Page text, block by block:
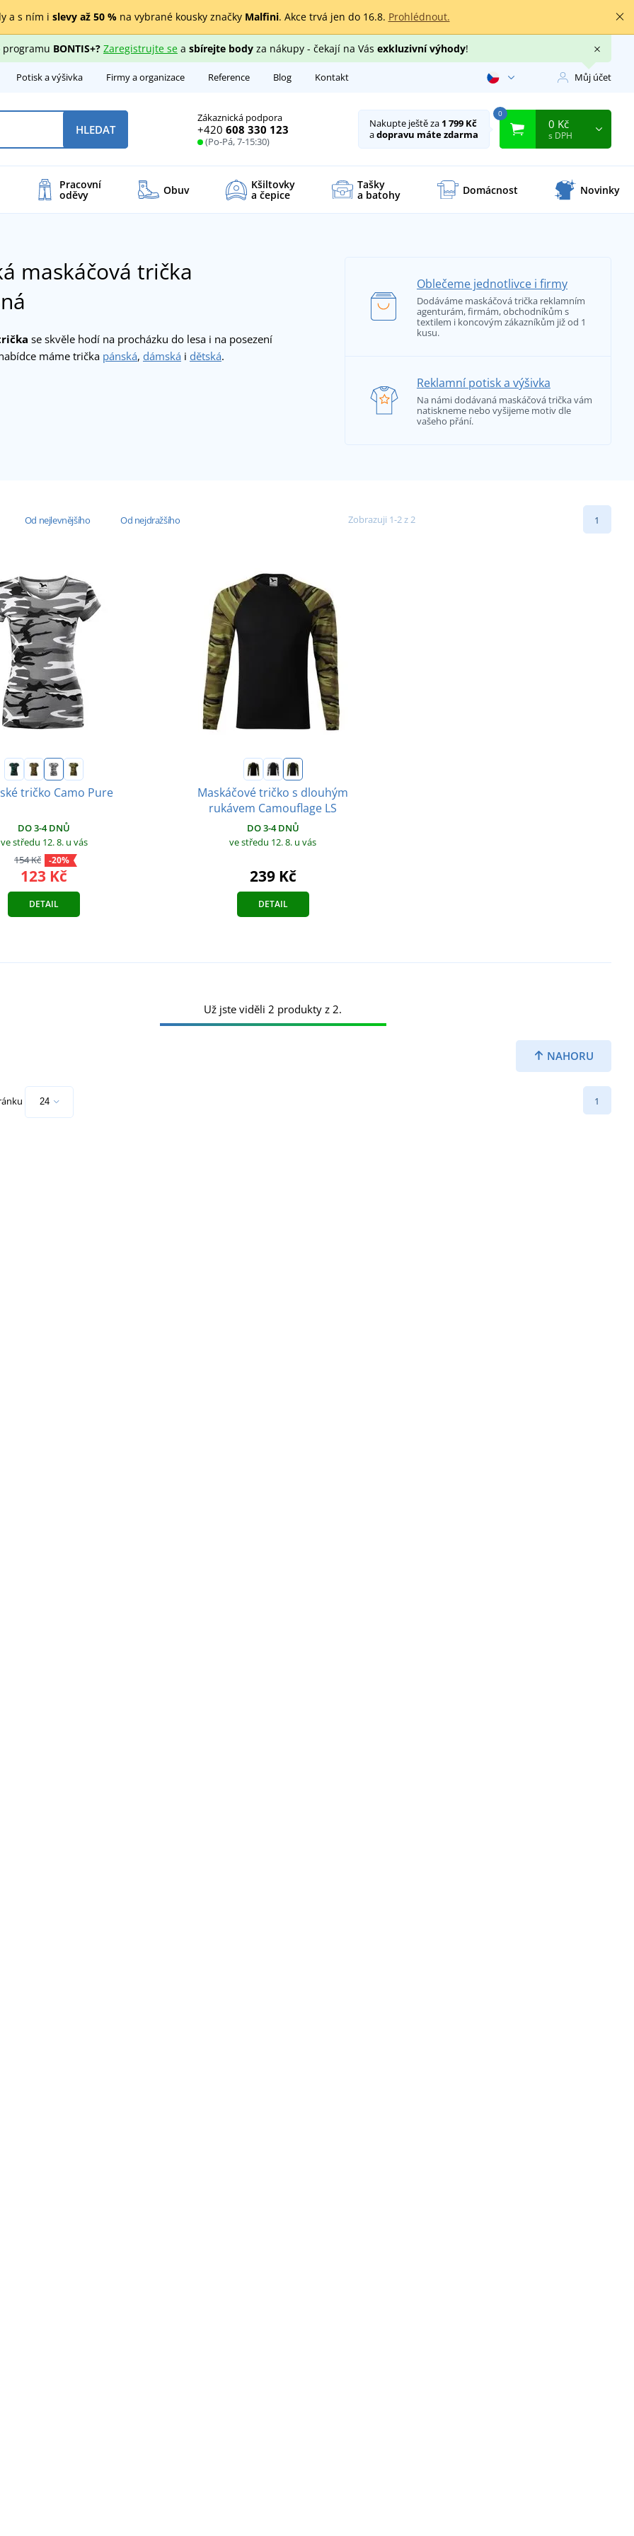
a s ním i slevy až 50 %na vybrané kousky značky Malfini. Akce trvá jen do 16.8. Prohlédnout.
programu BONTIS+? Zaregistrujte sea sbírejte bodyza nákupy - čekají na Vás exkluzivní výhody!
Potisk a výšivka Firmy a organizace Reference Blog Kontakt Můj účet
Zákaznická podpora
+420 608 330 123
(Po-Pá, 7-15:30)
HLEDAT Nakupte ještě za 1 799 Kč
adopravu máte zdarma
0
0 Kč
s DPH
Pracovní
oděvy Obuv Kšiltovky
a čepice
Tašky
a batohy Domácnost Novinky
maskáčová trička
se skvěle hodí na procházku do lesa i na posezení
máme trička pánská, dámská i dětská.
Oblečeme jednotlivce i firmy
Dodáváme maskáčová trička reklamním
agenturám, firmám, obchodníkům s
textilem i koncovým zákazníkům již od 1
kusu.
Reklamní potisk a výšivka
Na námi dodávaná maskáčová trička vám
natiskneme nebo vyšijeme motiv dle
vašeho přání.
Od nejlevnějšího Od nejdražšího Zobrazuji 1-2 z 2 1
tričko Camo Pure
DO 3-4 DNŮ
ve středu 12. 8. u vás
154 Kč
-20%
123 Kč
DETAIL
Maskáčové tričko s dlouhým
rukávem Camouflage LS
DO 3-4 DNŮ
ve středu 12. 8. u vás
239 Kč
DETAIL
NAHORU
Už jste viděli 2 produkty z 2.
1